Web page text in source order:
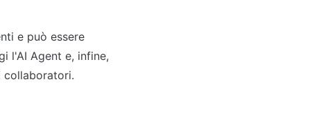
e può essere
l'AI Agent e, infine,
collaboratori.